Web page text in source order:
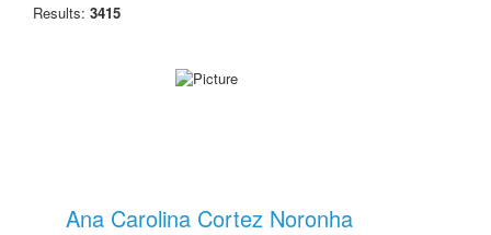
Results: 3415
Ana Carolina Cortez Noronha